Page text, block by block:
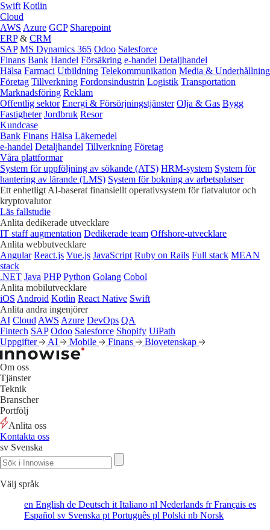
Swift Kotlin
Cloud
AWS Azure GCP Sharepoint
ERP& CRM
SAP MS Dynamics 365 Odoo Salesforce
Finans Bank Handel Försäkring e‑handel Detaljhandel
Hälsa Farmaci Utbildning Telekommunikation Media & Underhållning
Företag Tillverkning Fordonsindustrin Logistik Transportation
Marknadsföring Reklam
Offentlig sektor Energi & Försörjningstjänster Olja & Gas Bygg
Fastigheter Jordbruk Resor
Kundcase
Bank Finans Hälsa Läkemedel
e‑handel Detaljhandel Tillverkning Företag
Våra plattformar
System för uppföljning av sökande (ATS) HRM-system System för
hantering av lärande (LMS) System för bokning av arbetsplatser
Ett enhetligt AI-baserat finansiellt operativsystem för fiatvalutor och
kryptovalutor
Läs fallstudie
Anlita dedikerade utvecklare
IT staff augmentation Dedikerade team Offshore-utvecklare
Anlita webbutvecklare
Angular React.js Vue.js JavaScript Ruby on Rails Full stack MEAN
stack
.NET Java PHP Python Golang Cobol
Anlita mobilutvecklare
iOS Android Kotlin React Native Swift
Anlita andra ingenjörer
AI Cloud AWS Azure DevOps QA
Fintech SAP Odoo Salesforce Shopify UiPath
Uppgifter
AI Mobile Finans Biovetenskap
Om oss
Tjänster
Teknik
Branscher
Portfölj
Anlita oss
Kontakta oss
sv Svenska
Välj språk
en English de Deutsch it Italiano nl Nederlands frFrançais es
Español sv Svenska pt Português pl Polski nb Norsk